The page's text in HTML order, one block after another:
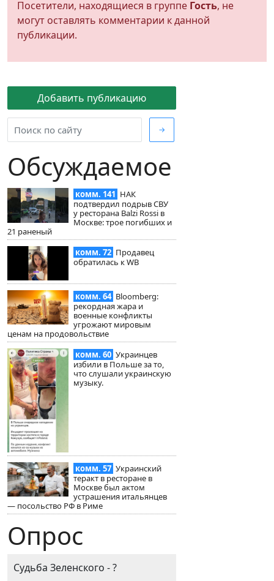
Добавить публикацию
→
Обсуждаемое
комм. 141 НАК
подтвердил подрыв СВУ
у ресторана Balzi Rossi в
Москве: трое погибших и
21 раненый
комм. 72 Продавец
обратилась к WB
комм. 64 Bloomberg:
рекордная жара и
военные конфликты
угрожают мировым
ценам на продовольствие
комм. 60 Украинцев
избили в Польше за то,
что слушали украинскую
музыку.
комм. 57 Украинский
теракт в ресторане в
Москве был актом
устрашения итальянцев
— посольство РФ в Риме
Опрос
Судьба Зеленского - ?
Посетители, находящиеся в группе Гость, не
могут оставлять комментарии к данной
публикации.